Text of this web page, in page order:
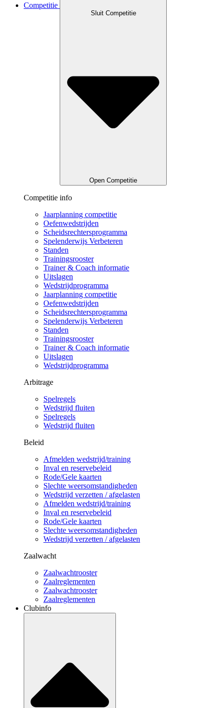
Competitie
Sluit Competitie
Open Competitie
Competitie info
Jaarplanning competitie
Oefenwedstrijden
Scheidsrechtersprogramma
Spelenderwijs Verbeteren
Standen
Trainingsrooster
Trainer & Coach informatie
Uitslagen
Wedstrijdprogramma
Jaarplanning competitie
Oefenwedstrijden
Scheidsrechtersprogramma
Spelenderwijs Verbeteren
Standen
Trainingsrooster
Trainer & Coach informatie
Uitslagen
Wedstrijdprogramma
Arbitrage
Spelregels
Wedstrijd fluiten
Spelregels
Wedstrijd fluiten
Beleid
Afmelden wedstrijd/training
Inval en reservebeleid
Rode/Gele kaarten
Slechte weersomstandigheden
Wedstrijd verzetten / afgelasten
Afmelden wedstrijd/training
Inval en reservebeleid
Rode/Gele kaarten
Slechte weersomstandigheden
Wedstrijd verzetten / afgelasten
Zaalwacht
Zaalwachtrooster
Zaalreglementen
Zaalwachtrooster
Zaalreglementen
Clubinfo